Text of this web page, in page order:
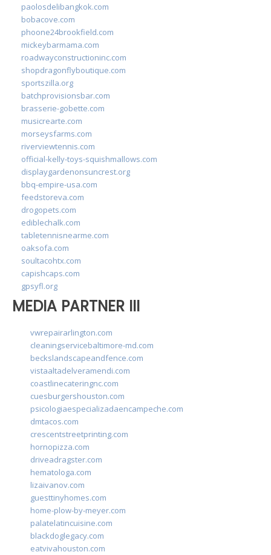
paolosdelibangkok.com
bobacove.com
phoone24brookfield.com
mickeybarmama.com
roadwayconstructioninc.com
shopdragonflyboutique.com
sportszilla.org
batchprovisionsbar.com
brasserie-gobette.com
musicrearte.com
morseysfarms.com
riverviewtennis.com
official-kelly-toys-squishmallows.com
displaygardenonsuncrest.org
bbq-empire-usa.com
feedstoreva.com
drogopets.com
ediblechalk.com
tabletennisnearme.com
oaksofa.com
soultacohtx.com
capishcaps.com
gpsyfl.org
MEDIA PARTNER III
vwrepairarlington.com
cleaningservicebaltimore-md.com
beckslandscapeandfence.com
vistaaltadelveramendi.com
coastlinecateringnc.com
cuesburgershouston.com
psicologiaespecializadaencampeche.com
dmtacos.com
crescentstreetprinting.com
hornopizza.com
driveadragster.com
hematologa.com
lizaivanov.com
guesttinyhomes.com
home-plow-by-meyer.com
palatelatincuisine.com
blackdoglegacy.com
eatvivahouston.com